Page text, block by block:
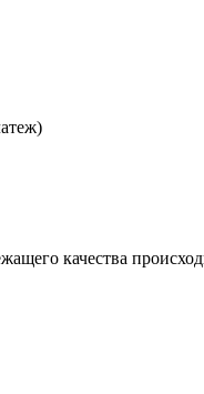
качества